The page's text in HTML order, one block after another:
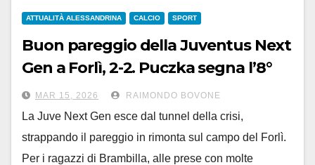
ATTUALITÀ ALESSANDRINA CALCIO SPORT
Buon pareggio della Juventus Next
Gen a Forlì, 2-2. Puczka segna l’8°
gol stagionale
MAR 15, 2026 RAIMONDO BOVONE
La Juve Next Gen esce dal tunnel della crisi,
strappando il pareggio in rimonta sul campo del Forlì.
Per i ragazzi di Brambilla, alle prese con molte